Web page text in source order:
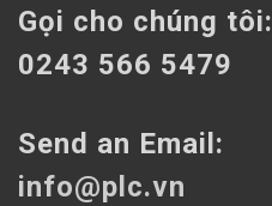
Gọi cho chúng tôi:
0243 566 5479
Send an Email:
info@plc.vn